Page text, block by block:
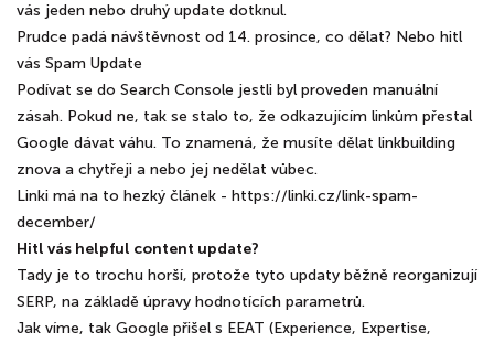
vás jeden nebo druhý update dotknul.
Prudce padá návštěvnost od 14. prosince, co dělat? Nebo hitl
vás Spam Update
Podívat se do Search Console jestli byl proveden manuální
zásah. Pokud ne, tak se stalo to, že odkazujícím linkům přestal
Google dávat váhu. To znamená, že musíte dělat linkbuilding
znova a chytřeji a nebo jej nedělat vůbec.
Linki má na to hezký článek - https://linki.cz/link-spam-
december/
Hitl vás helpful content update?
Tady je to trochu horší, protože tyto updaty běžně reorganizují
SERP, na základě úpravy hodnotících parametrů.
Jak víme, tak Google přišel s EEAT (Experience, Expertise,